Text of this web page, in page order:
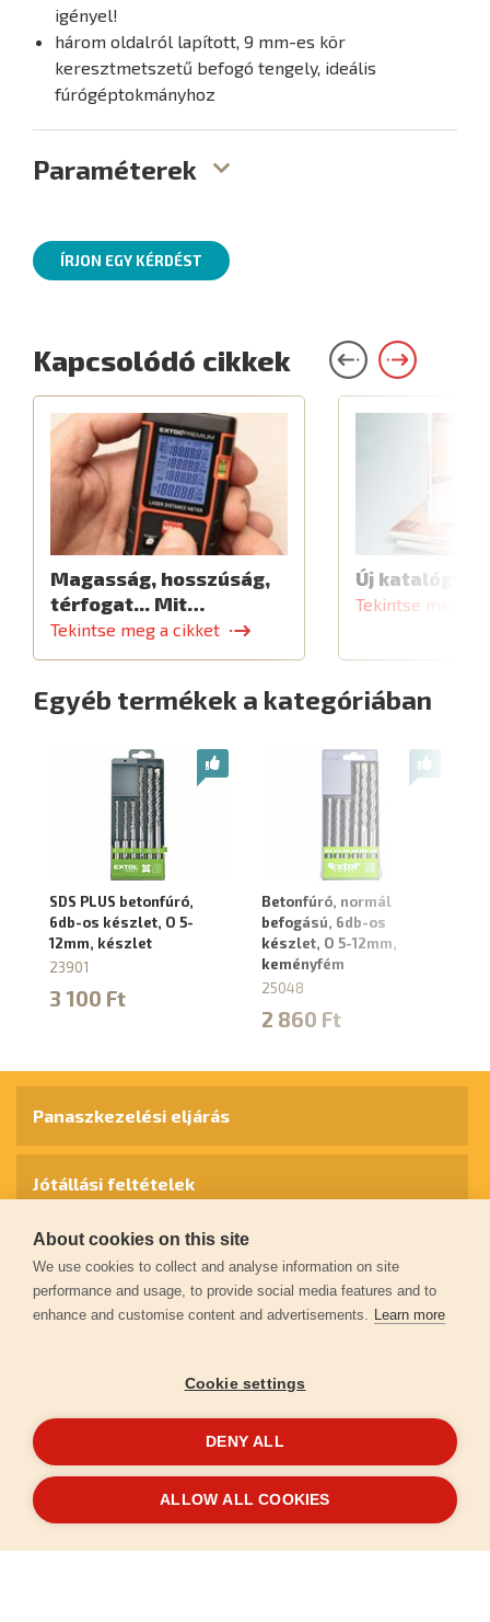
igényel!
három oldalról lapított, 9 mm-es kör
keresztmetszetű befogó tengely, ideális
fúrógéptokmányhoz
Paraméterek
ÍRJON EGY KÉRDÉST
Kapcsolódó cikkek
Magasság, hosszúság,
térfogat... Mit…
Tekintse meg a cikket
Új katalógus
Tekintse meg a
Egyéb termékek a kategóriában
SDS PLUS betonfúró,
6db-os készlet, O 5-
12mm, készlet
23901
3 100 Ft
Betonfúró, normál
befogású, 6db-os
készlet, O 5-12mm,
keményfém
25048
2 860 Ft
© 2026extol.hu- Minden jog fenntartva
Panaszkezelési eljárás
Jótállási feltételek
Személyes adatok védelme
Kapcsolat
Garancia regisztráció
LétrehoztaFEO
About cookies on this site
We use cookies to collect and analyse information on site
performance and usage, to provide social media features and to
enhance and customise content and advertisements. Learn more
Cookie settings
DENY ALL
ALLOW ALL COOKIES